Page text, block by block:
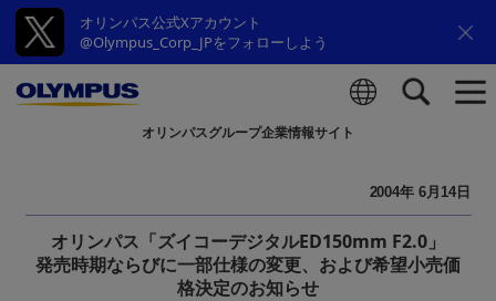
オリンパス公式Xアカウント
@Olympus_Corp_JPをフォローしよう
オリンパスグループ企業情報サイト
2004年 6月14日
オリンパス「ズイコーデジタルED150mm F2.0」
発売時期ならびに一部仕様の変更、および希望小売価
格決定のお知らせ